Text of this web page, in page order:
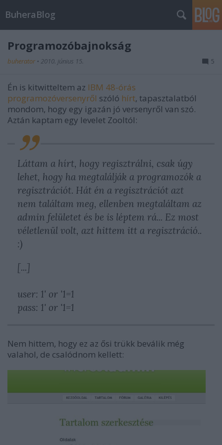
BuheraBlog
Programozóbajnokság
buherator • 2010. június 15. 5
Én is kitwitteltem az IBM 48-órás
programozóversenyről szóló hírt, tapasztalatból
mondom, hogy egy igazán jó versenyről van szó.
Aztán kaptam egy levelet Zooltól:
Láttam a hírt, hogy regisztrálni, csak úgy
lehet, hogy ha megtalálják a programozók a
regisztrációt. Hát én a regisztrációt azt
nem találtam meg, ellenben megtaláltam az
admin felületet és be is léptem rá... Ez most
véletlenül volt, azt hittem itt a regisztráció..
:)
[...]
user: 1' or '1=1
pass: 1' or '1=1
Nem hittem, hogy ez az ősi trükk beválik még
valahol, de csalódnom kellett: